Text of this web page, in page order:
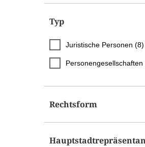
Typ
Juristische Personen (8)
Personengesellschaften
Rechtsform